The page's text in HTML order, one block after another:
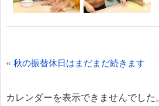
投
ナ
« 秋の振替休日はまだまだ続きます
カレンダーを表示できませんでした。